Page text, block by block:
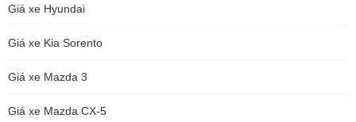
Giá xe Hyundai
Giá xe Kia Sorento
Giá xe Mazda 3
Giá xe Mazda CX-5